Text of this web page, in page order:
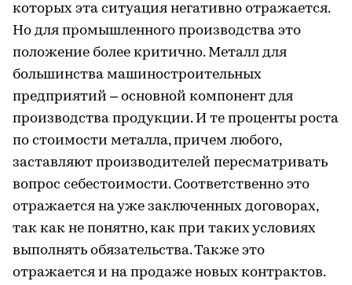
которых эта ситуация негативно отражается.
Но для промышленного производства это
положение более критично. Металл для
большинства машиностроительных
предприятий – основной компонент для
производства продукции. И те проценты роста
по стоимости металла, причем любого,
заставляют производителей пересматривать
вопрос себестоимости. Соответственно это
отражается на уже заключенных договорах,
так как не понятно, как при таких условиях
выполнять обязательства. Также это
отражается и на продаже новых контрактов.